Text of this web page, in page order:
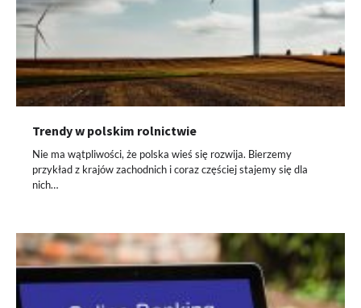
Trendy w polskim rolnictwie
Nie ma wątpliwości, że polska wieś się rozwija. Bierzemy
przykład z krajów zachodnich i coraz częściej stajemy się dla
nich…